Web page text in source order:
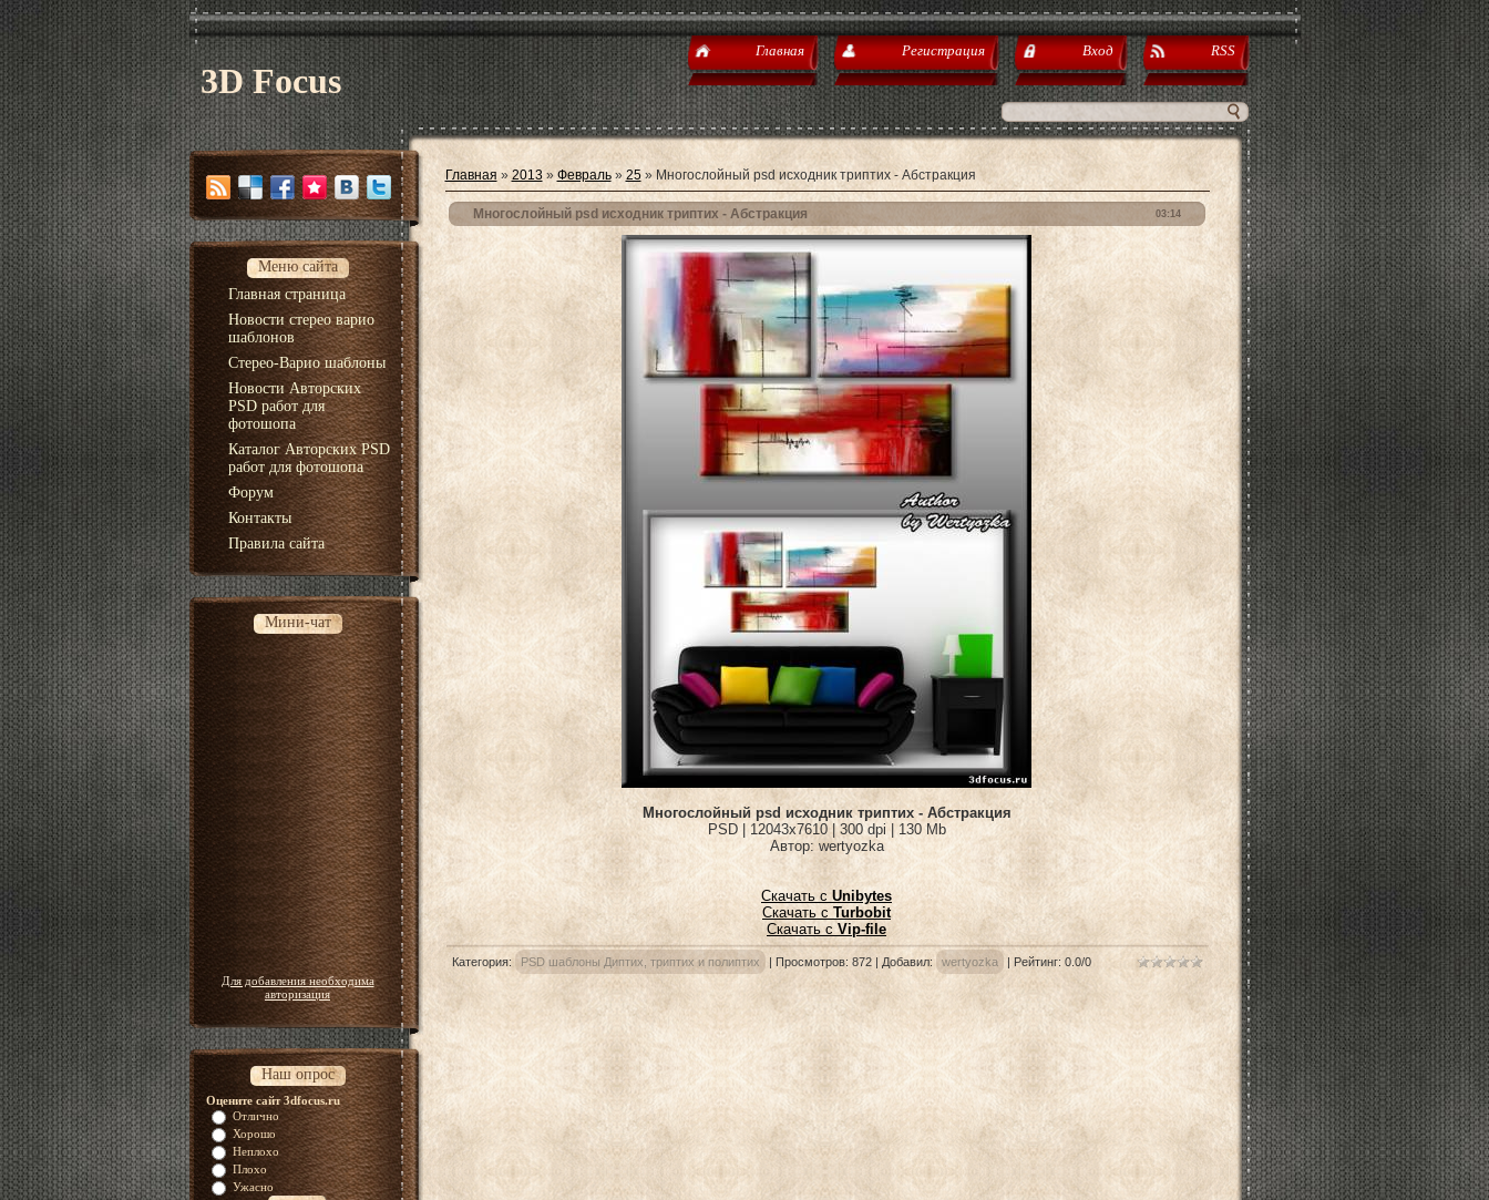
3D Focus
Главная Регистрация Вход RSS
Меню сайта
Главная страница
Новости стерео варио
шаблонов
Стерео-Варио шаблоны
Новости Авторских
PSD работ для
фотошопа
Каталог Авторских PSD
работ для фотошопа
Форум
Контакты
Правила сайта
Мини-чат
Для добавления необходима
авторизация
Наш опрос
Оцените сайт 3dfocus.ru
Отлично
Хорошо
Неплохо
Плохо
Ужасно
Главная » 2013 » Февраль » 25» Многослойный psd исходник триптих - Абстракция
03:14
Многослойный psd исходник триптих - Абстракция
Многослойный psd исходник триптих - Абстракция
PSD | 12043x7610 | 300 dpi | 130 Mb
Автор: wertyozka
Скачать с Unibytes
Скачать с Turbobit
Скачать с Vip-file
Категория: PSD шаблоны Диптих, триптих и полиптих | Просмотров: 872 | Добавил: wertyozka | Рейтинг: 0.0/0